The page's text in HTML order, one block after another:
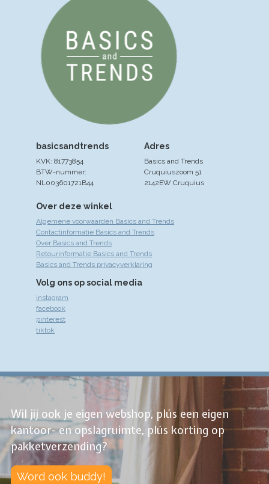
Over deze winkel
Algemene voorwaarden Basics and Trends
Contactinformatie Basics and Trends
Over Basics and Trends
Retourinformatie Basics and Trends
Basics and Trends privacyverklaring
Volg ons op social media
instagram
facebook
pinterest
tiktok
Adres
Basics and Trends
Cruquiuszoom 51
2142EW Cruquius
basicsandtrends
KVK: 81773854
BTW-nummer:
NL003601721B44
Wil jij ook je eigen webshop, plús een eigen
kantoor- en opslagruimte, plús korting op
pakketverzending?
Word ook buddy!